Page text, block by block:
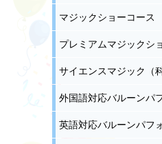
マジックショーコース
プレミアムマジックシ
サイエンスマジック（
外国語対応バルーンパ
英語対応バルーンパフ